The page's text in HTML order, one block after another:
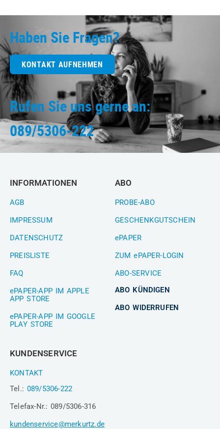
Haben Sie Fragen?
KONTAKT AUFNEHMEN
Rufen Sie uns gerne an:
089/5306-222
INFORMATIONEN
AGB
IMPRESSUM
DATENSCHUTZ
PREISLISTE
FAQ
ePAPER-APP IM APPLE
APP STORE
ePAPER-APP IM GOOGLE
PLAY STORE
ABO
PROBE-ABO
GESCHENKGUTSCHEIN
ePAPER
ZUM ePAPER-LOGIN
ABO-SERVICE
ABO KÜNDIGEN
ABO WIDERRUFEN
KUNDENSERVICE
KONTAKT
Tel.: 089/5306-222
Telefax-Nr.: 089/5306-316
kundenservice@merkurtz.de